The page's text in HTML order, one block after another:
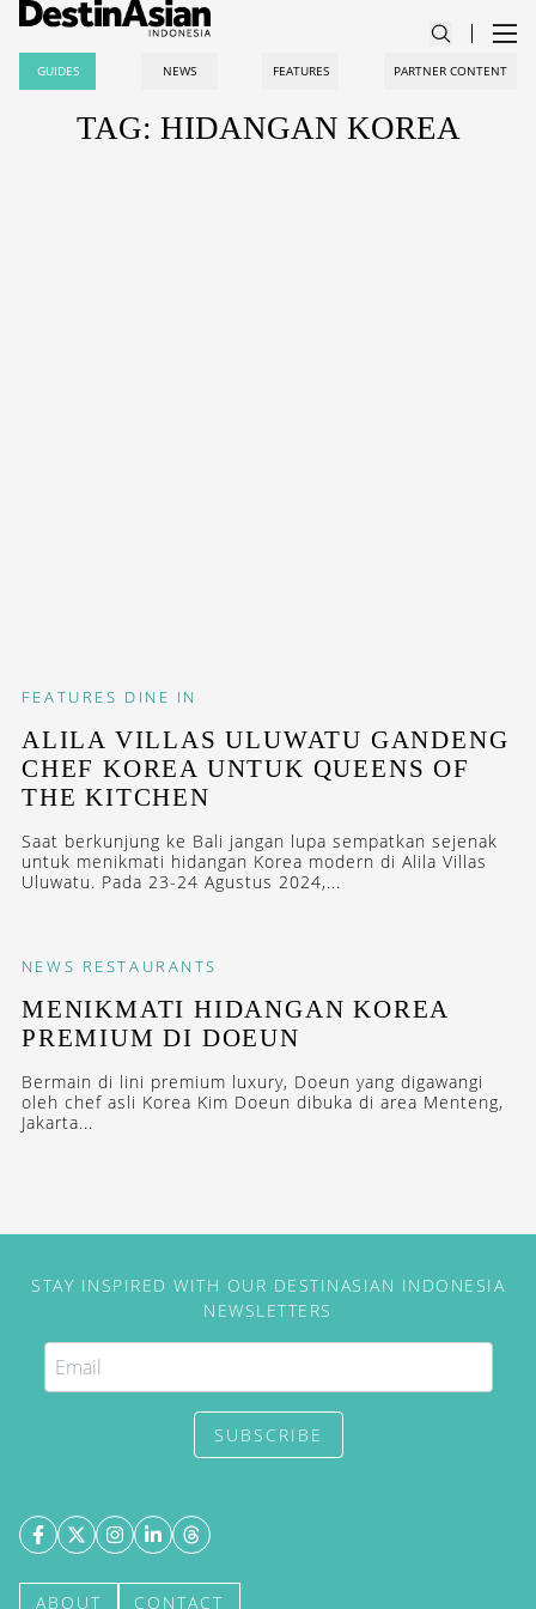
GUIDES NEWS FEATURES PARTNER CONTENT
TAG: HIDANGAN KOREA
FEATURES DINE IN
ALILA VILLAS ULUWATU GANDENG
CHEF KOREA UNTUK QUEENS OF
THE KITCHEN
Saat berkunjung ke Bali jangan lupa sempatkan sejenak
untuk menikmati hidangan Korea modern di Alila Villas
Uluwatu. Pada 23-24 Agustus 2024,...
NEWS RESTAURANTS
MENIKMATI HIDANGAN KOREA
PREMIUM DI DOEUN
Bermain di lini premium luxury, Doeun yang digawangi
oleh chef asli Korea Kim Doeun dibuka di area Menteng,
Jakarta...
STAY INSPIRED WITH OUR DESTINASIAN INDONESIA
NEWSLETTERS
SUBSCRIBE
ABOUT CONTACT